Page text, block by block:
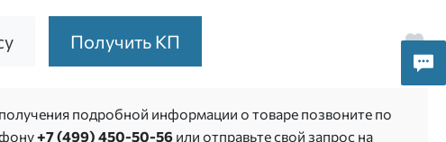
Получить КП
подробной информации о товаре позвоните по
+7 (499) 450-50-56 или отправьте свой запрос на